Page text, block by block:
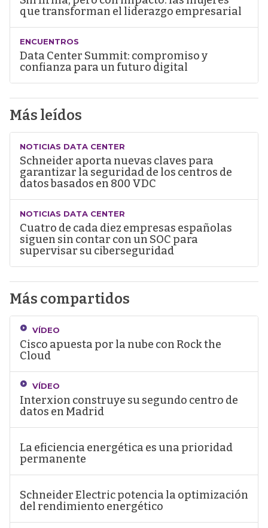
que transforman el liderazgo empresarial
ENCUENTROS
Data Center Summit: compromiso y
confianza para un futuro digital
Más leídos
NOTICIAS DATA CENTER
Schneider aporta nuevas claves para
garantizar la seguridad de los centros de
datos basados en 800 VDC
NOTICIAS DATA CENTER
Cuatro de cada diez empresas españolas
siguen sin contar con un SOC para
supervisar su ciberseguridad
Más compartidos
VÍDEO
Cisco apuesta por la nube con Rock the
Cloud
VÍDEO
Interxion construye su segundo centro de
datos en Madrid
La eficiencia energética es una prioridad
permanente
Schneider Electric potencia la optimización
del rendimiento energético